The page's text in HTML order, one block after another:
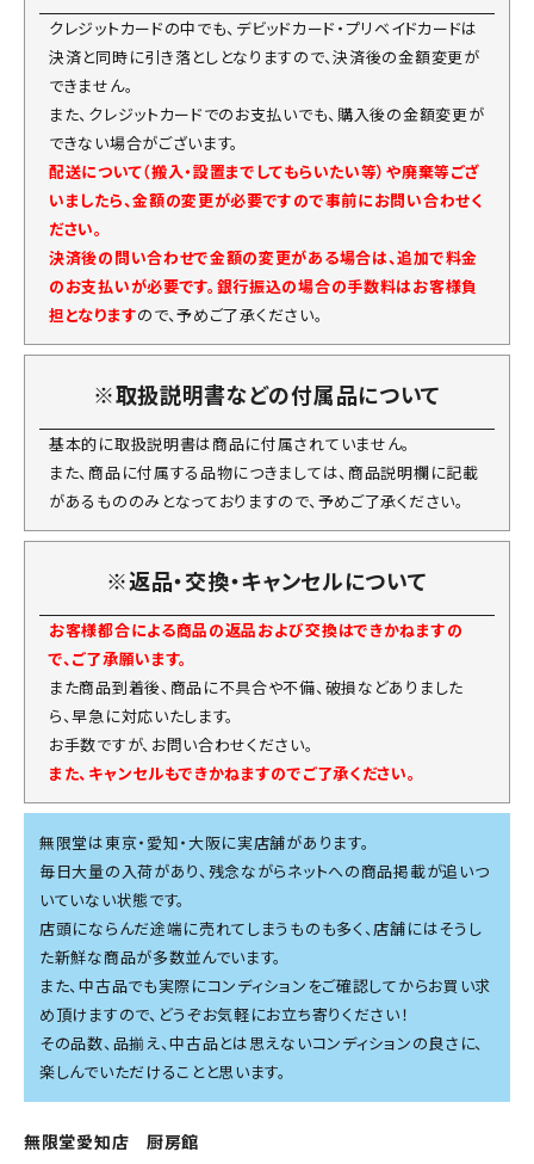
クレジットカードの中でも、デビッドカード・プリベイドカードは
決済と同時に引き落としとなりますので、決済後の金額変更が
できません。
また、クレジットカードでのお支払いでも、購入後の金額変更が
できない場合がございます。
配送について（搬入・設置までしてもらいたい等）や廃棄等ござ
いましたら、金額の変更が必要ですので事前にお問い合わせく
ださい。
決済後の問い合わせで金額の変更がある場合は、追加で料金
のお支払いが必要です。銀行振込の場合の手数料はお客様負
担となりますので、予めご了承ください。
※取扱説明書などの付属品について
基本的に取扱説明書は商品に付属されていません。
また、商品に付属する品物につきましては、商品説明欄に記載
があるもののみとなっておりますので、予めご了承ください。
※返品・交換・キャンセルについて
お客様都合による商品の返品および交換はできかねますの
で、ご了承願います。
また商品到着後、商品に不具合や不備、破損などありました
ら、早急に対応いたします。
お手数ですが、お問い合わせください。
また、キャンセルもできかねますのでご了承ください。
無限堂は東京・愛知・大阪に実店舗があります。
毎日大量の入荷があり、残念ながらネットへの商品掲載が追いつ
いていない状態です。
店頭にならんだ途端に売れてしまうものも多く、店舗にはそうし
た新鮮な商品が多数並んでいます。
また、中古品でも実際にコンディションをご確認してからお買い求
め頂けますので、どうぞお気軽にお立ち寄りください！
その品数、品揃え、中古品とは思えないコンディションの良さに、
楽しんでいただけることと思います。
無限堂愛知店 厨房館